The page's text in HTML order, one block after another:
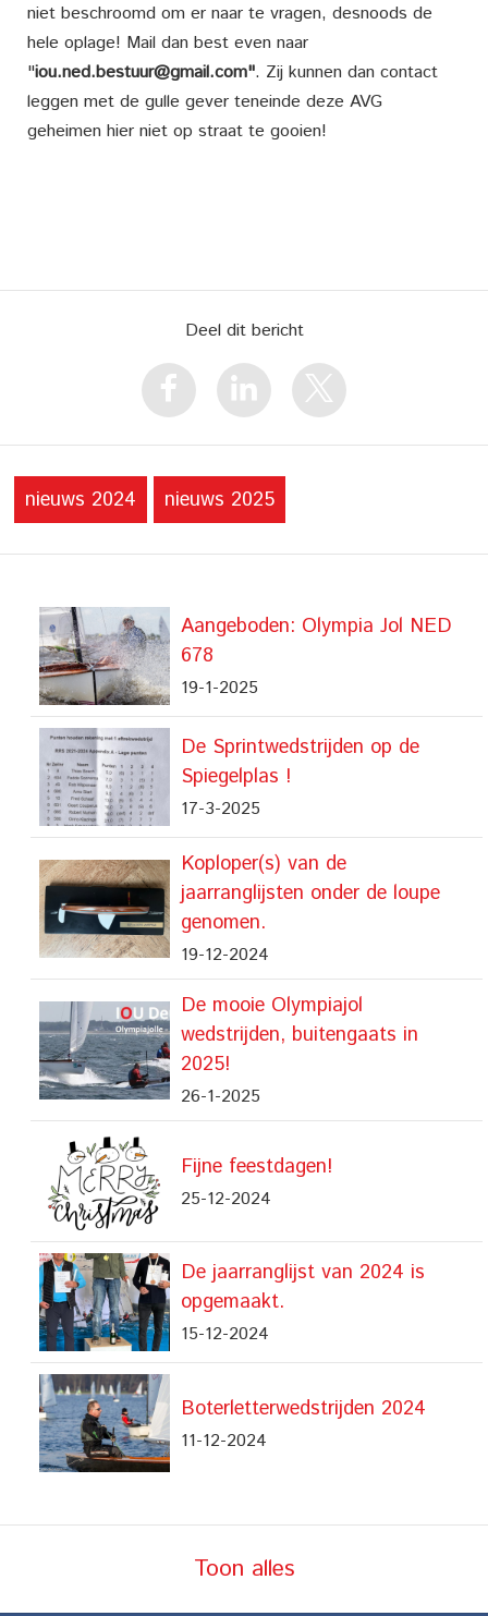
niet beschroomd om er naar te vragen, desnoods de
hele oplage! Mail dan best even naar
"iou.ned.bestuur@gmail.com". Zij kunnen dan contact
leggen met de gulle gever teneinde deze AVG
geheimen hier niet op straat te gooien!
Deel dit bericht
nieuws 2024 nieuws 2025
Aangeboden: Olympia Jol NED
678
19-1-2025
De Sprintwedstrijden op de
Spiegelplas !
17-3-2025
Koploper(s) van de
jaarranglijsten onder de loupe
genomen.
19-12-2024
De mooie Olympiajol
wedstrijden, buitengaats in
2025!
26-1-2025
Fijne feestdagen!
25-12-2024
De jaarranglijst van 2024 is
opgemaakt.
15-12-2024
Boterletterwedstrijden 2024
11-12-2024
Toon alles